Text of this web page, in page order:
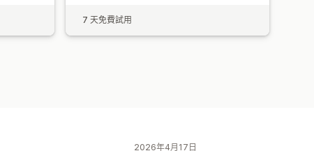
7 天免費試用
2026年4月17日